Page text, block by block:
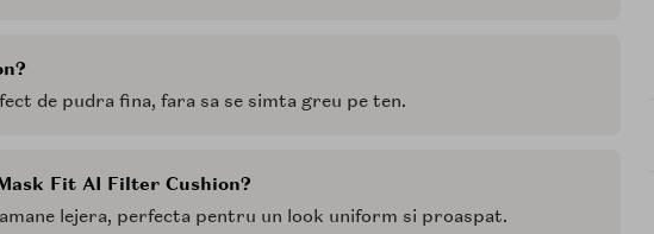
de pudra fina, fara sa se simta greu pe ten.
Fit AI Filter Cushion?
lejera, perfecta pentru un look uniform si proaspat.